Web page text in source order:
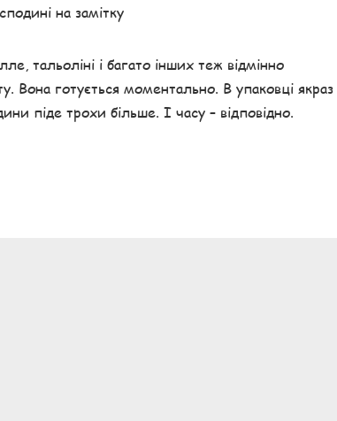
на замітку
тальоліні і багато інших теж відмінно
Вона готується моментально. В упаковці якраз
піде трохи більше. І часу – відповідно.